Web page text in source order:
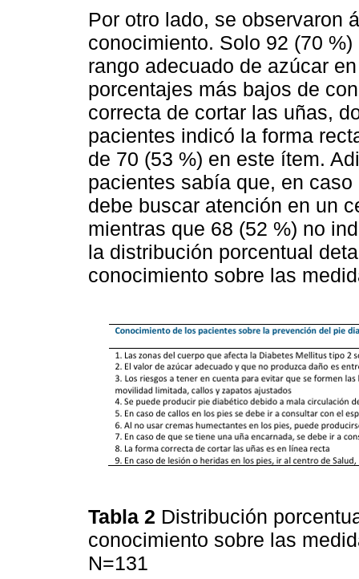
Por otro lado, se observaron
conocimiento. Solo 92 (70
rango adecuado de azúcar
porcentajes más bajos de
correcta de cortar las uñas,
pacientes indicó la forma
de 70 (53 %) en este ítem.
pacientes sabía que, en
debe buscar atención en un
mientras que 68 (52 %) no
la distribución porcentual
conocimiento sobre las
Tabla 2 Distribución
conocimiento sobre las
N=131